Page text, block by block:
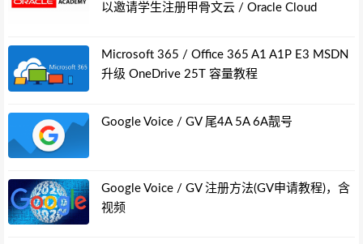
以邀请学生注册甲骨文云 / Oracle Cloud
Microsoft 365 / Office 365 A1 A1P E3 MSDN
升级 OneDrive 25T 容量教程
Google Voice / GV 尾4A 5A 6A靓号
Google Voice / GV 注册方法(GV申请教程)，含
视频